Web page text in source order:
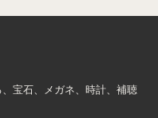
宝石、メガネ、時計、補聴